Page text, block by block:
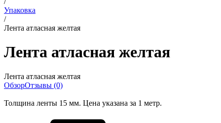
Упаковка
/
Лента атласная желтая
Лента атласная желтая
Лента атласная желтая
ОбзорОтзывы (0)
Толщина ленты 15 мм. Цена указана за 1 метр.